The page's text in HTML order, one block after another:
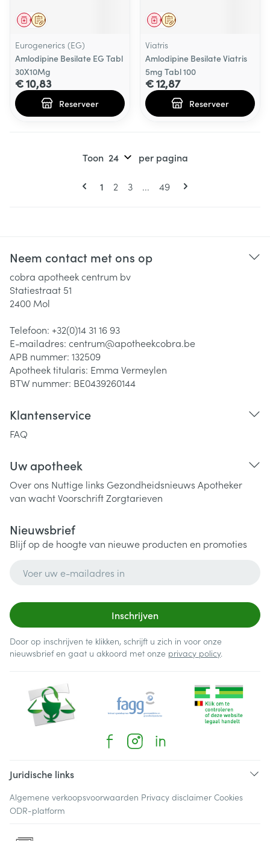
Op voorschrift
Geneesmiddel
Eurogenerics (EG)
Amlodipine Besilate EG Tabl
30X10Mg
€ 10,83
Reserveer
Op voorschrift
Geneesmiddel
Viatris
Amlodipine Besilate Viatris
5mg Tabl 100
€ 12,87
Reserveer
Pagina's
U lees momenteel pagina
1 Pagina
2 Pagina
3 ... Pagina
49
Toon per pagina
Neem contact met ons op
cobra apotheek centrum bv
Statiestraat 51
2400 Mol
Telefoon: +32(0)14 31 16 93
E-mailadres: centrum@apotheekcobra.be
APB nummer: 132509
Apotheek titularis: Emma Vermeylen
BTW nummer: BE0439260144
Klantenservice
FAQ
Uw apotheek
Over ons Nuttige links Gezondheidsnieuws Apotheker
van wachtVoorschriftZorgtarieven
Nieuwsbrief
Blijf op de hoogte van nieuwe producten en promoties
Inschrijven
Door op inschrijven te klikken, schrijft u zich in voor onze
nieuwsbrief en gaat u akkoord met onze privacy policy.
Juridische links
Algemene verkoopsvoorwaarden Privacy disclaimer Cookies
ODR-platform